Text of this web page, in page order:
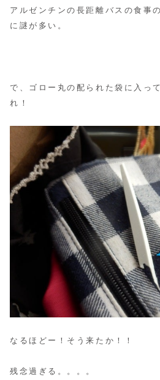
アルゼンチンの長距離バスの食事
に謎が多い。
で、ゴロー丸の配られた袋に入っ
れ！
なるほどー！そう来たか！！
残念過ぎる。。。。